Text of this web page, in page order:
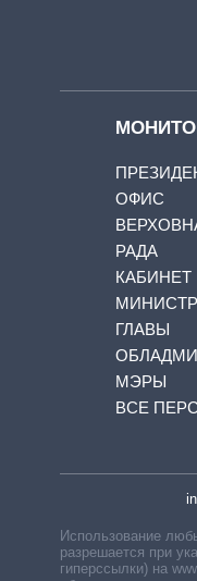
ОФИС
РАДА
КАБИНЕТ
ГЛАВЫ
МЭРЫ
ВСЕ
Использование
разрешается при
гиперссылки) на